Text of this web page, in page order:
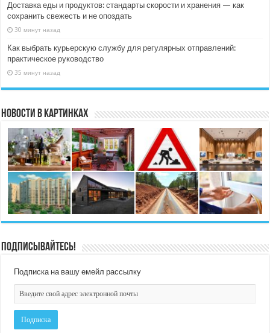
Доставка еды и продуктов: стандарты скорости и хранения — как
сохранить свежесть и не опоздать
30 минут назад
Как выбрать курьерскую службу для регулярных отправлений:
практическое руководство
35 минут назад
Новости в картинках
Подписывайтесь!
Подписка на вашу емейл рассылку